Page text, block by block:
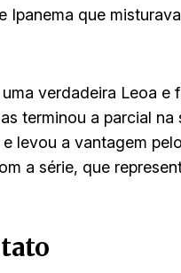
Ipanema que
verdadeira Leoa e
terminou a parcial
levou a vantagem
a série, que